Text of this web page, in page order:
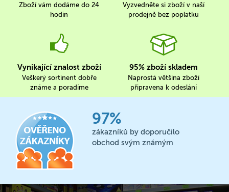
Zboží vám dodáme do 24
hodin
Vyzvedněte si zboží v naší
prodejně bez poplatku
Vynikající znalost zboží
Veškerý sortinent dobře
známe a poradíme
95% zboží skladem
Naprostá většina zboží
připravena k odeslání
97%
zákazníků by doporučilo
obchod svým známým